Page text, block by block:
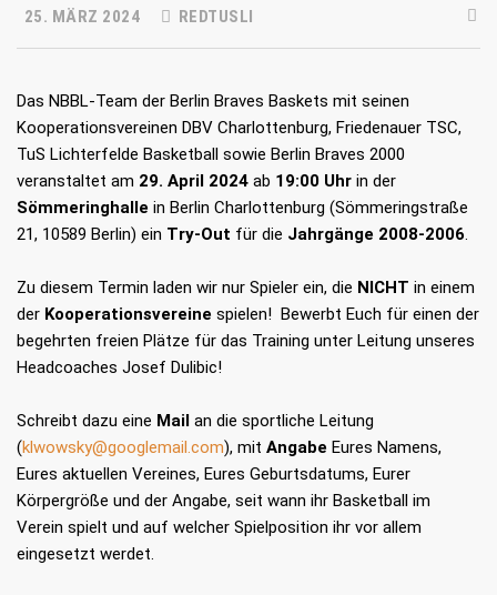
25. MÄRZ 2024 REDTUSLI
Das NBBL-Team der Berlin Braves Baskets mit seinen
Kooperationsvereinen DBV Charlottenburg, Friedenauer TSC,
TuS Lichterfelde Basketball sowie Berlin Braves 2000
veranstaltet am 29. April 2024 ab 19:00 Uhr in der
Sömmeringhalle in Berlin Charlottenburg (Sömmeringstraße
21, 10589 Berlin) ein Try-Out für die Jahrgänge 2008-2006.
Zu diesem Termin laden wir nur Spieler ein, die NICHT in einem
der Kooperationsvereine spielen! Bewerbt Euch für einen der
begehrten freien Plätze für das Training unter Leitung unseres
Headcoaches Josef Dulibic!
Schreibt dazu eine Mail an die sportliche Leitung
(klwowsky@googlemail.com), mit Angabe Eures Namens,
Eures aktuellen Vereines, Eures Geburtsdatums, Eurer
Körpergröße und der Angabe, seit wann ihr Basketball im
Verein spielt und auf welcher Spielposition ihr vor allem
eingesetzt werdet.